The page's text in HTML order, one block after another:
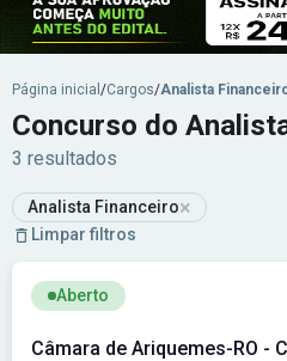
Página inicial /Cargos/Analista
Concurso do
3 resultados
Analista Financeiro×
Limpar filtros
Ver concurso: Câmara de
Aberto
Câmara de Ariquemes-RO -